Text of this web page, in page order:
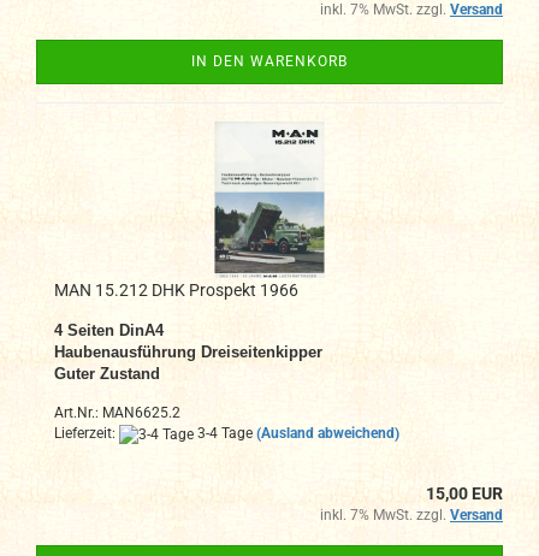
inkl. 7% MwSt. zzgl. Versand
IN DEN WARENKORB
MAN 15.212 DHK Prospekt 1966
4 Seiten DinA4
Haubenausführung Dreiseitenkipper
Guter Zustand
Art.Nr.: MAN6625.2
Lieferzeit:
3-4 Tage (Ausland abweichend)
15,00 EUR
inkl. 7% MwSt. zzgl. Versand